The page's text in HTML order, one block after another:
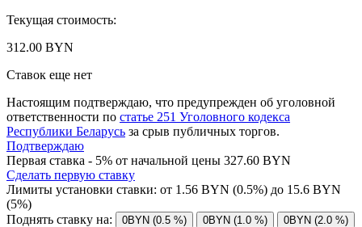
Текущая стоимость:
312.00 BYN
Ставок еще нет
Настоящим подтверждаю, что предупрежден об уголовной
ответственности по статье 251 Уголовного кодекса
Республики Беларусь за срыв публичных торгов.
Подтверждаю
Первая ставка - 5% от начальной цены 327.60 BYN
Сделать первую ставку
Лимиты установки ставки: от 1.56 BYN (0.5%) до 15.6 BYN
(5%)
Поднять ставку на:
0BYN (0.5 %) 0BYN (1.0 %)
0BYN (2.0 %)